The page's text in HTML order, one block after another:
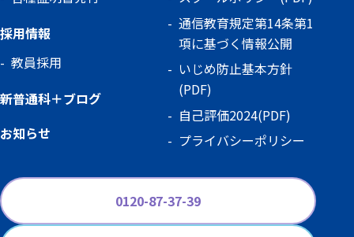
採用情報
教員採用
新普通科＋ブログ
お知らせ
通信教育規定第14条第1
項に基づく情報公開
いじめ防止基本方針
(PDF)
自己評価2024(PDF)
プライバシーポリシー
0120-87-37-39